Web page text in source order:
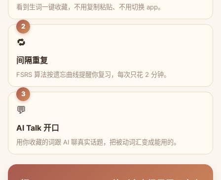
看到生词一键收藏，不用复制粘贴、不用切换 app。
2
🔁
间隔重复
FSRS 算法按遗忘曲线提醒你复习，每次只花 2 分钟。
3
💬
AI Talk 开口
用你收藏的词跟 AI 聊真实话题，把被动词汇变成能用的。